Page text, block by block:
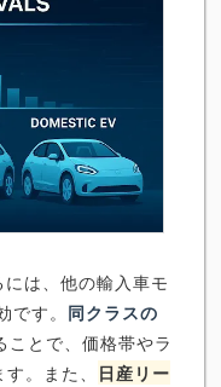
は、他の輸入車モ
す。 同クラスの
ことで、価格帯やラ
。また、 日産リー